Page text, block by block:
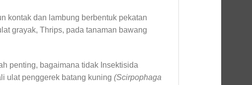
kontak dan lambung berbentuk pekatan
grayak, Thrips, pada tanaman bawang
penting, bagaimana tidak Insektisida
ulat penggerek batang kuning (Scirpophaga